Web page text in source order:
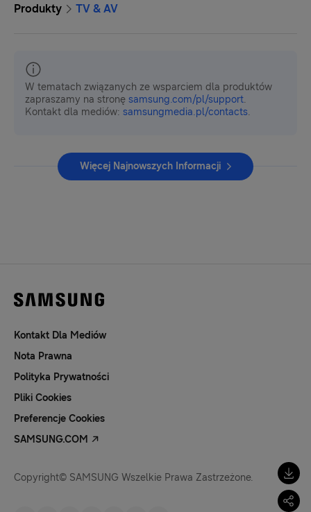
Produkty
TV & AV
W tematach związanych ze wsparciem dla produktów
zapraszamy na stronę samsung.com/pl/support.
Kontakt dla mediów: samsungmedia.pl/contacts.
Więcej Najnowszych Informacji
Kontakt Dla Mediów
Nota Prawna
Polityka Prywatności
Pliki Cookies
Preferencje Cookies
SAMSUNG.COM
Copyright© SAMSUNG Wszelkie Prawa Zastrzeżone.